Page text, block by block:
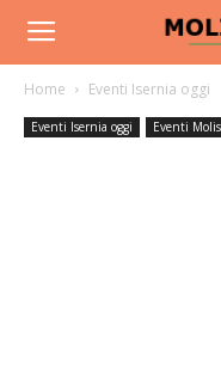
Home Eventi Isernia oggi
Eventi Isernia oggi Eventi